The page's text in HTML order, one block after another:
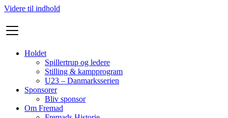
Videre til indhold
Holdet
Spillertrup og ledere
Stilling & kampprogram
U23 – Danmarksserien
Sponsorer
Bliv sponsor
Om Fremad